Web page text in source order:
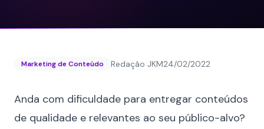
Marketing de Conteúdo Redação JKM24/02/2022
Anda com dificuldade para entregar conteúdos
de qualidade e relevantes ao seu público-alvo?